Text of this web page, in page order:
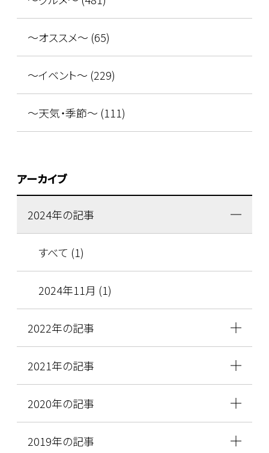
～オススメ～ (65)
～イベント～ (229)
～天気・季節～ (111)
アーカイブ
2024年の記事
すべて (1)
2024年11月 (1)
2022年の記事
2021年の記事
2020年の記事
2019年の記事